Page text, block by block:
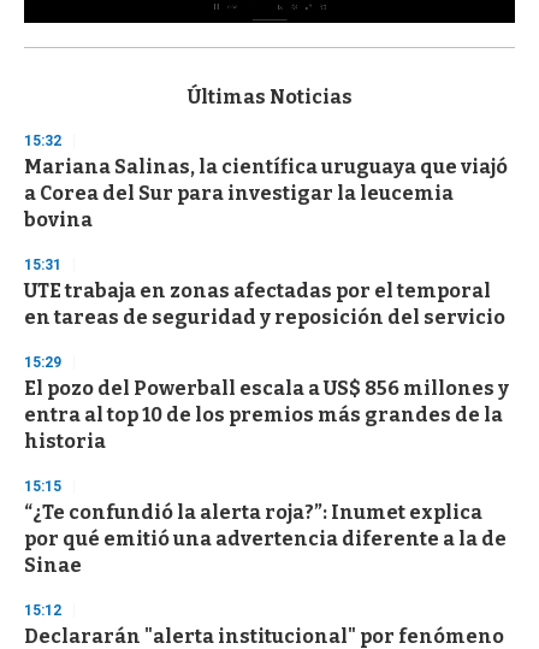
s
d
s
o
f
3
s
e
c
o
d
s
Últimas Noticias
15:32
Mariana Salinas, la científica uruguaya que viajó
a Corea del Sur para investigar la leucemia
bovina
15:31
UTE trabaja en zonas afectadas por el temporal
en tareas de seguridad y reposición del servicio
15:29
El pozo del Powerball escala a US$ 856 millones y
entra al top 10 de los premios más grandes de la
historia
15:15
“¿Te confundió la alerta roja?”: Inumet explica
por qué emitió una advertencia diferente a la de
Sinae
15:12
Declararán "alerta institucional" por fenómeno